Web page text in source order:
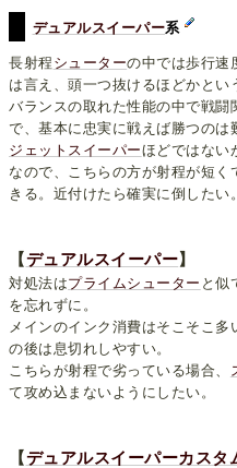
デュアルスイーパー系
長射程 シューターの中では歩行速
は言え、頭一つ抜けるほどかとい
バランスの取れた性能の中で戦
で、基本に忠実に戦えば勝つのは
ジェットスイーパーほどではない
なので、こちらの方が射程が短
きる。近付けたら確実に倒したい。
【デュアルスイーパー】
対処法はプライムシューター と似
を忘れずに。
メインのインク消費はそこそこ多
の後は息切れしやすい。
こちらが射程で劣っている場合、
て攻め込まないようにしたい。
【デュアルスイーパーカスタ